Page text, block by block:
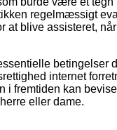
regelmæssigt
at blive assisteret,
betingelser
internet
i fremtiden kan
eller dame.